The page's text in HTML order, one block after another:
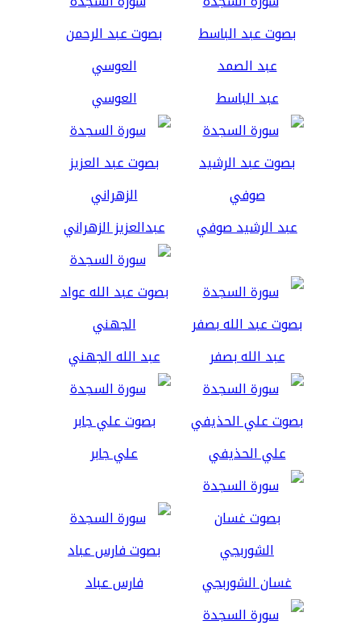
عبد الباسط العوسي
عبد الرشيد صوفي عبدالعزيز الزهراني
عبد الله بصفر عبد الله الجهني
علي الحذيفي علي جابر
غسان الشوربجي فارس عباد